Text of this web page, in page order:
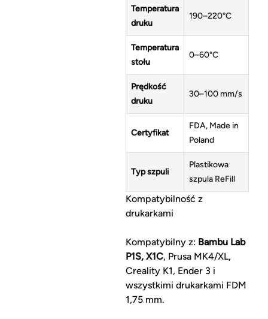
Temperatura
druku
190–220°C
Temperatura
stołu
0–60°C
Prędkość
druku
30–100 mm/s
Certyfikat
FDA, Made in
Poland
Typ szpuli
Plastikowa
szpula ReFill
Kompatybilność z
drukarkami
Kompatybilny z: Bambu Lab
P1S, X1C, Prusa MK4/XL,
Creality K1, Ender 3 i
wszystkimi drukarkami FDM
1,75 mm.